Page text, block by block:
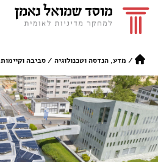
/ מדע, הנדסה וטכנולוגיה /סביבה וקיימות